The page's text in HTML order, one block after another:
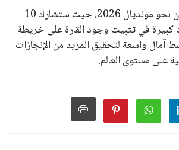
تتجه أنظار أفريقيا الآن نحو مونديال 2026، حيث ستشارك 10
في تثبيت وجود القارة على خريطة
آمال واسعة لتحقيق المزيد من الإنجازات
على مستوى العالم.